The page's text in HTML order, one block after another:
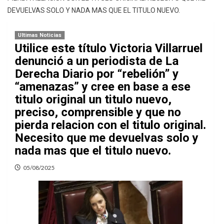
DEVUELVAS SOLO Y NADA MAS QUE EL TITULO NUEVO.
Ultimas Noticias
Utilice este título Victoria Villarruel
denunció a un periodista de La
Derecha Diario por “rebelión” y
“amenazas” y cree en base a ese
titulo original un titulo nuevo,
preciso, comprensible y que no
pierda relacion con el titulo original.
Necesito que me devuelvas solo y
nada mas que el titulo nuevo.
05/08/2025